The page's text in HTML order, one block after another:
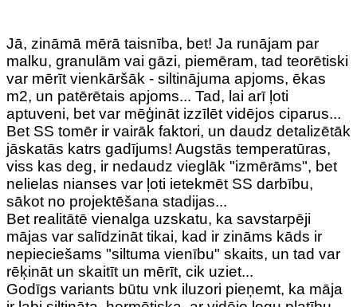
Jā, zināmā mērā taisnība, bet! Ja runājam par
malku, granulām vai gāzi, piemēram, tad teorētiski
var mērīt vienkāršāk - siltinājuma apjoms, ēkas
m2, un patērētais apjoms... Tad, lai arī ļoti
aptuveni, bet var mēģināt izzīlēt vidējos ciparus...
Bet SS tomēr ir vairāk faktori, un daudz detalizētāk
jāskatās katrs gadījums! Augstās temperatūras,
viss kas deg, ir nedaudz vieglāk "izmērāms", bet
nelielas nianses var ļoti ietekmēt SS darbību,
sākot no projektēšana stadijas...
Bet realitātē vienalga uzskatu, ka savstarpēji
mājas var salīdzināt tikai, kad ir zināms kāds ir
nepieciešams "siltuma vienību" skaits, un tad var
rēķināt un skaitīt un mērīt, cik uziet...
Godīgs variants būtu vnk iluzori pieņemt, ka māja